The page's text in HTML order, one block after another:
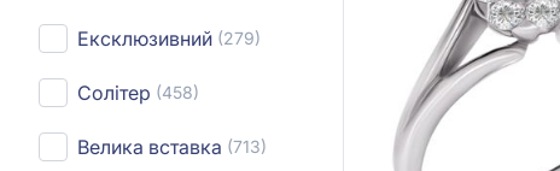
Ексклюзивний (279)
Солітер (458)
Велика вставка (713)